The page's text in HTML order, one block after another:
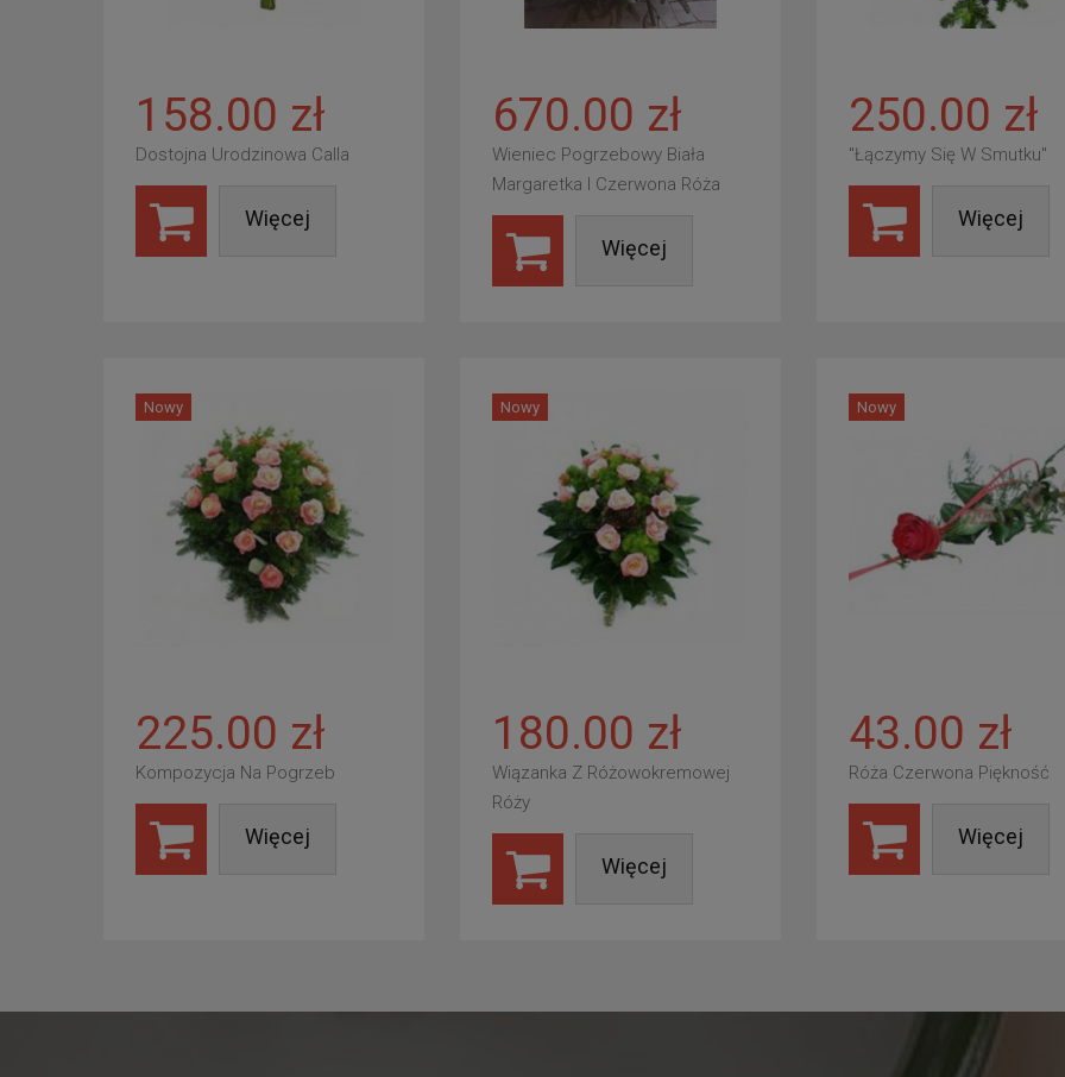
158.00 zł
Dostojna Urodzinowa Calla
Więcej
670.00 zł
Wieniec Pogrzebowy Biała
Margaretka I Czerwona Róża
Więcej
250.00 zł
"Łączymy Się W Smutku"
Więcej
Nowy
225.00 zł
Kompozycja Na Pogrzeb
Więcej
Nowy
180.00 zł
Wiązanka Z Różowokremowej
Róży
Więcej
Nowy
43.00 zł
Róża Czerwona Piękność
Więcej